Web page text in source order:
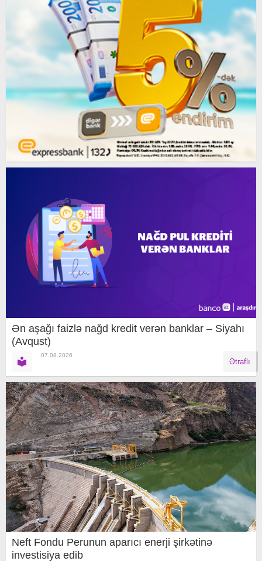
Ən aşağı faizlə nağd kredit verən banklar – Siyahı
(Avqust)
07.08.2026
Ətraflı
Neft Fondu Perunun aparıcı enerji şirkətinə
investisiya edib